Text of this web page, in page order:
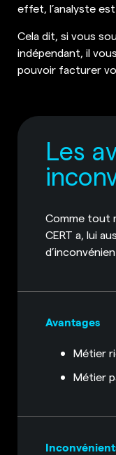
effet, l’analyste
Cela dit, si vous
indépendant, il
pouvoir facturer
Les
Comme tout
CERT a, lui
Avantages
Métier
Métier